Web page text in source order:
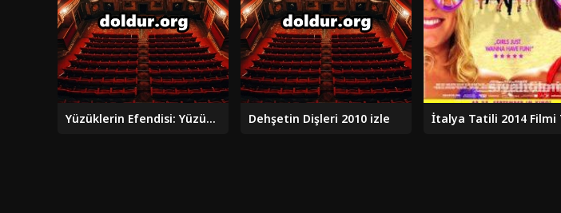
Yüzüklerin Efendisi: Yüzük Kardeşliği (2001) Dehşetin Dişleri 2010 izle